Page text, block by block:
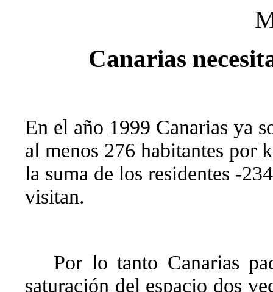
Canarias
En el año 1999 Canarias ya
al menos 276 habitantes por
la suma de los residentes -
visitan.
Por lo tanto Canarias
saturación del espacio dos